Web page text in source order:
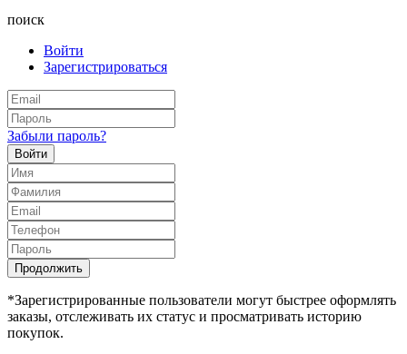
поиск
Войти
Зарегистрироваться
Забыли пароль?
Войти
Продолжить
*Зарегистрированные пользователи могут быстрее оформлять
заказы, отслеживать их статус и просматривать историю
покупок.